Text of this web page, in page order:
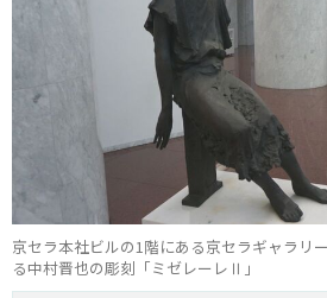
京セラ本社ビルの1階にある京セラギャラリ
る中村晋也の彫刻「ミゼレーレⅡ」